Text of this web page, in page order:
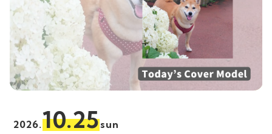
2026.10.25sun